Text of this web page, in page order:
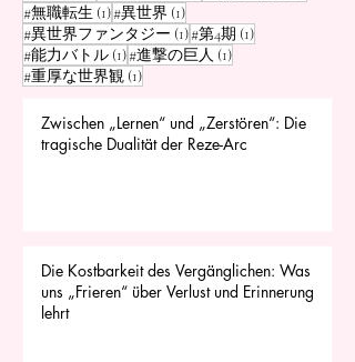
#無職転生 (1)1 Beitrag
#異世界 (1)1 Beitrag
#異世界ファンタジー (1)1 Beitrag
#第4期 (1)1 Beitrag
#能力バトル (1)1 Beitrag
#進撃の巨人 (1)1 Beitrag
#重厚な世界観 (1)1 Beitrag
Zwischen „Lernen“ und „Zerstören“: Die
tragische Dualität der Reze-Arc
Die Kostbarkeit des Vergänglichen: Was
uns „Frieren“ über Verlust und Erinnerung
lehrt